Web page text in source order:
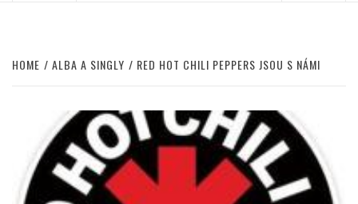
HOME ALBA A SINGLY RED HOT CHILI PEPPERS JSOU S NÁMI